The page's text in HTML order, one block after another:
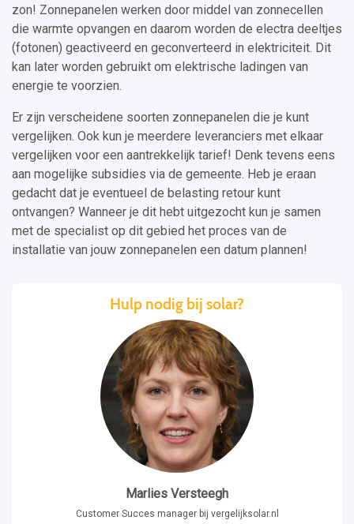
zon! Zonnepanelen werken door middel van zonnecellen
die warmte opvangen en daarom worden de electra deeltjes
(fotonen) geactiveerd en geconverteerd in elektriciteit. Dit
kan later worden gebruikt om elektrische ladingen van
energie te voorzien.
Er zijn verscheidene soorten zonnepanelen die je kunt
vergelijken. Ook kun je meerdere leveranciers met elkaar
vergelijken voor een aantrekkelijk tarief! Denk tevens eens
aan mogelijke subsidies via de gemeente. Heb je eraan
gedacht dat je eventueel de belasting retour kunt
ontvangen? Wanneer je dit hebt uitgezocht kun je samen
met de specialist op dit gebied het proces van de
installatie van jouw zonnepanelen een datum plannen!
Hulp nodig bij solar?
Marlies Versteegh
Customer Succes manager bij vergelijksolar.nl